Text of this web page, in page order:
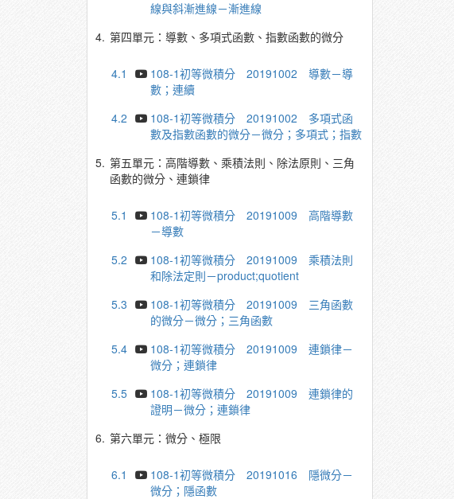
線與斜漸進線－漸進線
4. 第四單元：導數、多項式函數、指數函數的微分
4.1
108-1初等微積分 20191002 導數－導
數；連續
4.2
108-1初等微積分 20191002 多項式函
數及指數函數的微分－微分；多項式；指數
5. 第五單元：高階導數、乘積法則、除法原則、三角
函數的微分、連鎖律
5.1
108-1初等微積分 20191009 高階導數
－導數
5.2
108-1初等微積分 20191009 乘積法則
和除法定則－product;quotient
5.3
108-1初等微積分 20191009 三角函數
的微分－微分；三角函數
5.4
108-1初等微積分 20191009 連鎖律－
微分；連鎖律
5.5
108-1初等微積分 20191009 連鎖律的
證明－微分；連鎖律
6. 第六單元：微分、極限
6.1
108-1初等微積分 20191016 隱微分－
微分；隱函數